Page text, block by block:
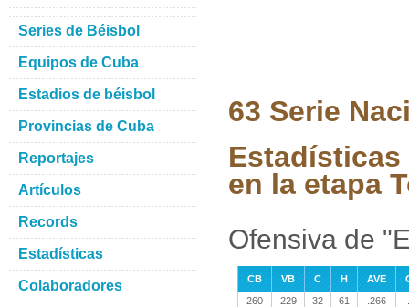
63 Serie
Estadísticas
en la etapa
Ofensiva de
CB VB C H AVE
260
229 32 61 .266
Series de Béisbol
Equipos de Cuba
Estadios de béisbol
Provincias de Cuba
Reportajes
Artículos
Records
Estadísticas
Colaboradores